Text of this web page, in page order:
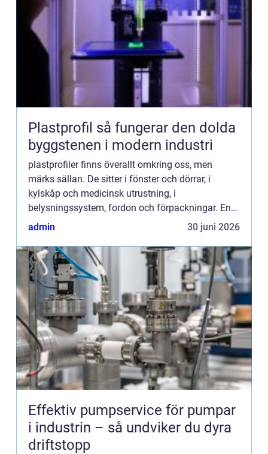
Plastprofil så fungerar den dolda
byggstenen i modern industri
plastprofiler finns överallt omkring oss, men
märks sällan. De sitter i fönster och dörrar, i
kylskåp och medicinsk utrustning, i
belysningssystem, fordon och förpackningar. En
plastprofil formas genom extrudering smält plast
admin 30 juni 2026
Effektiv pumpservice för pumpar
i industrin – så undviker du dyra
driftstopp